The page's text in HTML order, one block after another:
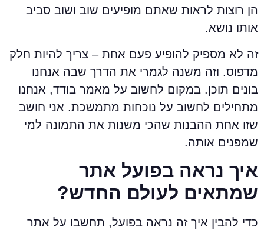
הן רוצות לראות שאתם מופיעים שוב ושוב סביב
אותו נושא.
זה לא מספיק להופיע פעם אחת – צריך להיות חלק
מדפוס. וזה משנה לגמרי את הדרך שבה אנחנו
בונים תוכן. במקום לחשוב על מאמר בודד, אנחנו
מתחילים לחשוב על נוכחות מתמשכת. אני חושב
שזו אחת ההבנות שהכי משנות את התמונה למי
שמפנים אותה.
איך נראה בפועל אתר
שמתאים לעולם החדש?
כדי להבין איך זה נראה בפועל, תחשבו על אתר